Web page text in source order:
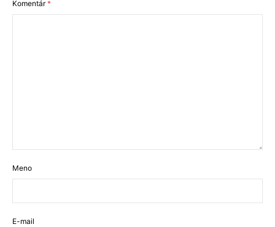
Komentár*
Meno
E-mail